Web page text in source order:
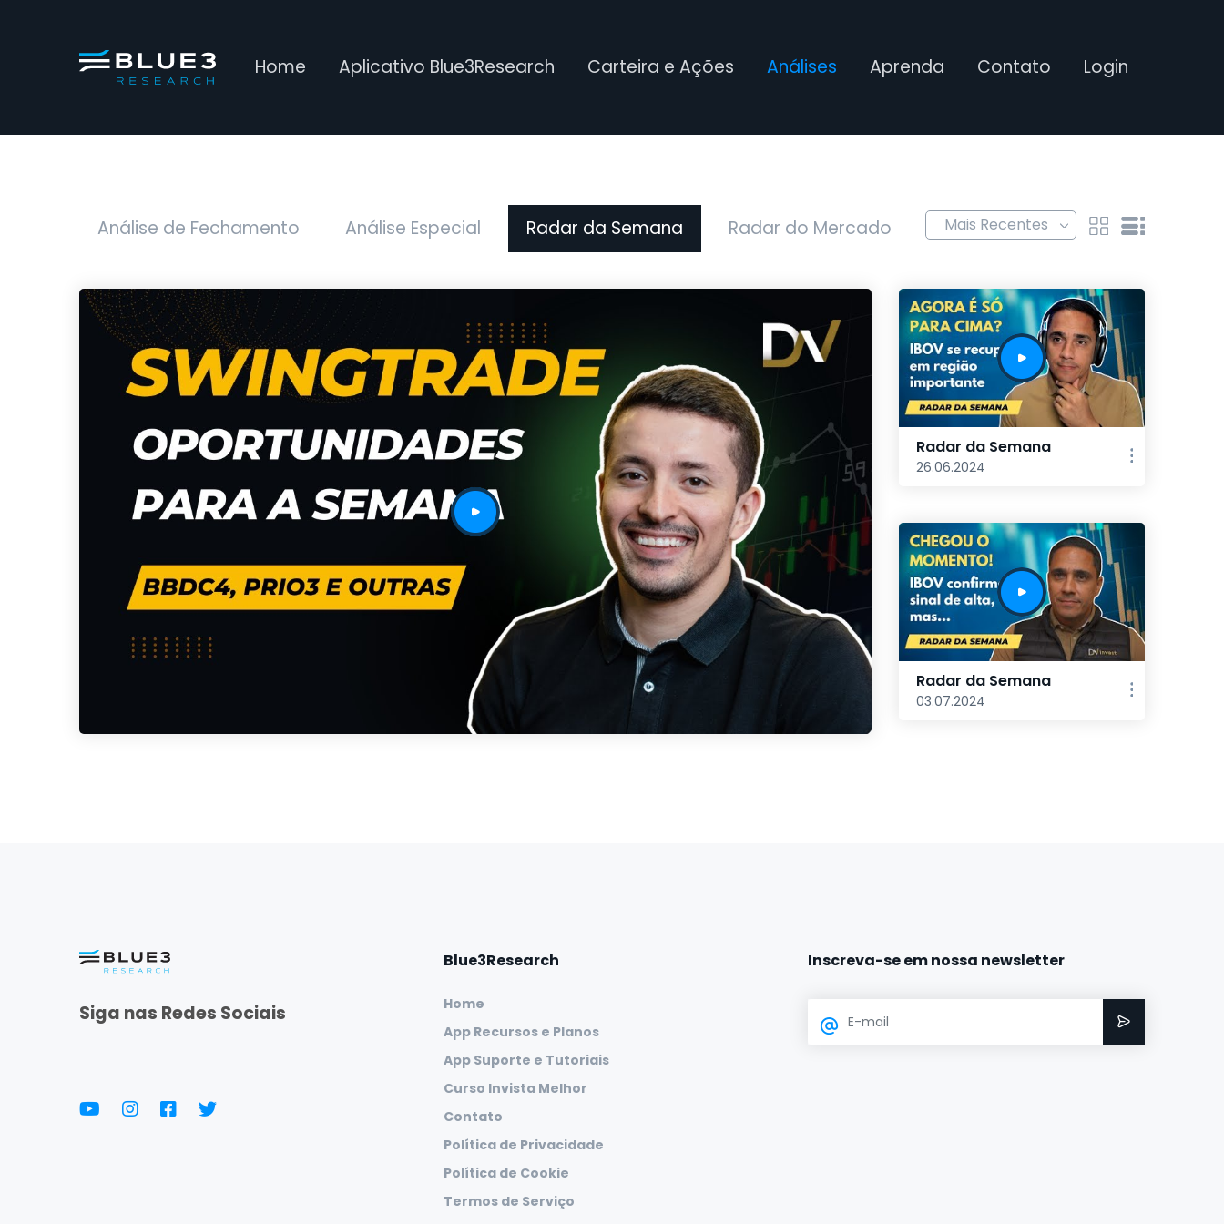
Home Aplicativo Blue3Research Carteira e Ações Análises Aprenda Contato Login
Análise de Fechamento Análise Especial Radar da Semana Radar do Mercado
Radar da Semana
26.06.2024
Radar da Semana
03.07.2024
Siga nas Redes Sociais
Blue3Research
Home
App Recursos e Planos
App Suporte e Tutoriais
Curso Invista Melhor
Contato
Política de Privacidade
Política de Cookie
Termos de Serviço
Inscreva-se em nossa newsletter